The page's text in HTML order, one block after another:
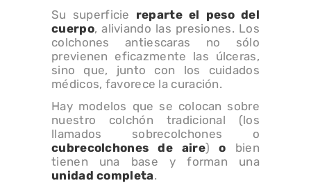
Su superficie reparte el peso del
cuerpo, aliviando las presiones. Los
colchones antiescaras no sólo
previenen eficazmente las úlceras,
sino que, junto con los cuidados
médicos, favorece la curación.
Hay modelos que se colocan sobre
nuestro colchón tradicional (los
llamados sobrecolchones o
cubrecolchones de aire) o bien
tienen una base y forman una
unidad completa.